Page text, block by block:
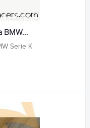
BMW...
Serie K